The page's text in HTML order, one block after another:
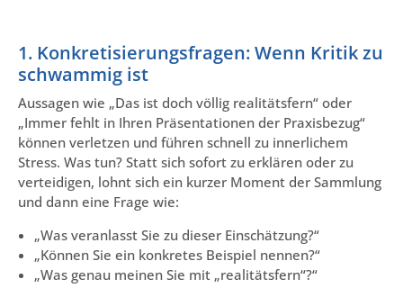
1. Konkretisierungsfragen: Wenn Kritik zu
schwammig ist
Aussagen wie „Das ist doch völlig realitätsfern“ oder
„Immer fehlt in Ihren Präsentationen der Praxisbezug“
können verletzen und führen schnell zu innerlichem
Stress. Was tun? Statt sich sofort zu erklären oder zu
verteidigen, lohnt sich ein kurzer Moment der Sammlung
und dann eine Frage wie:
„Was veranlasst Sie zu dieser Einschätzung?“
„Können Sie ein konkretes Beispiel nennen?“
„Was genau meinen Sie mit „realitätsfern“?“